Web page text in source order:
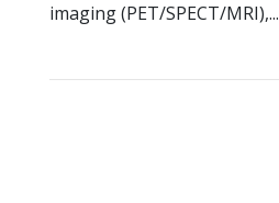
imaging (PET/SPECT/MRI),...